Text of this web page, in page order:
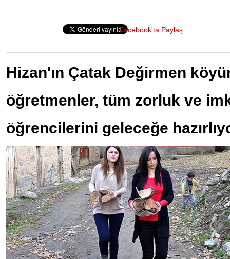
Facebook'ta Paylaş
Hizan'ın Çatak Değirmen
öğretmenler, tüm zorluk ve
öğrencilerini geleceğe